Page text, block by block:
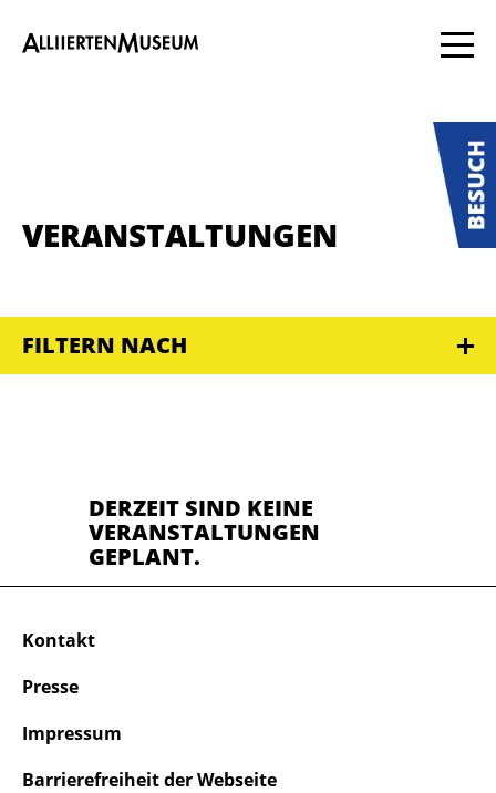
VERANSTALTUNGEN
FILTERN NACH
DERZEIT SIND KEINE
VERANSTALTUNGEN
GEPLANT.
Kontakt
Presse
Impressum
Barrierefreiheit der Webseite